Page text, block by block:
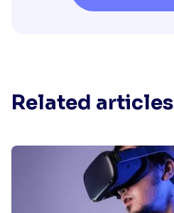
Related articles